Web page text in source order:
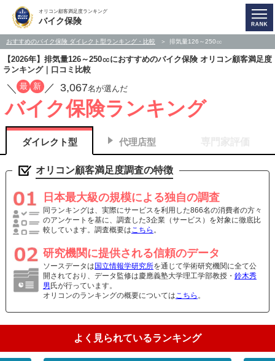
オリコン顧客満足度ランキング
バイク保険
おすすめのバイク保険 ダイレクト型ランキング・比較 排気量126～250㏄
【2026年】排気量126～250㏄におすすめのバイク保険 オリコン顧客満足度
ランキング｜口コミ比較
／ 最 新 ／ 3,067名が選んだ
バイク保険ランキング
ダイレクト型 代理店型
オリコン顧客満足度調査の特徴
日本最大級の規模による独自の調査
同ランキングは、実際にサービスを利用した866名の消費者の方々
のアンケートを基に、調査した3企業（サービス）を対象に徹底比
較しています。調査概要はこちら 。
研究機関に提供される信頼のデータ
ソースデータは国立情報学研究所を通じて学術研究機関に全て公
開されており、データ監修は慶應義塾大学理工学部教授・ 鈴木秀
男氏が行っています。
オリコンのランキングの概要については こちら 。
よく見られているランキング